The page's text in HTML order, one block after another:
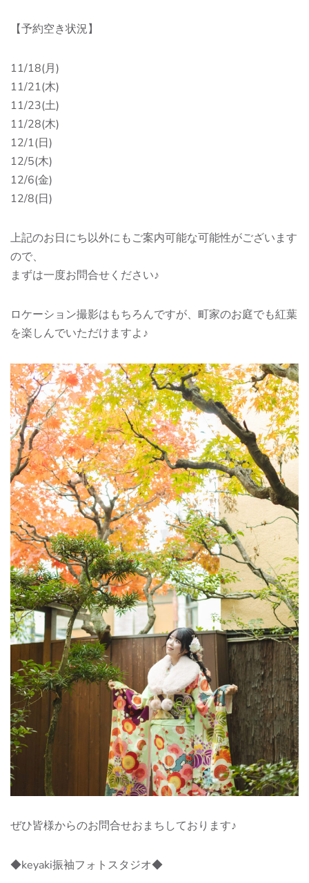
【予約空き状況】
11/18(月)
11/21(木)
11/23(土)
11/28(木)
12/1(日)
12/5(木)
12/6(金)
12/8(日)
上記のお日にち以外にもご案内可能な可能性がございます
ので、
まずは一度お問合せください♪
ロケーション撮影はもちろんですが、町家のお庭でも紅葉
を楽しんでいただけますよ♪
ぜひ皆様からのお問合せおまちしております♪
◆keyaki振袖フォトスタジオ◆